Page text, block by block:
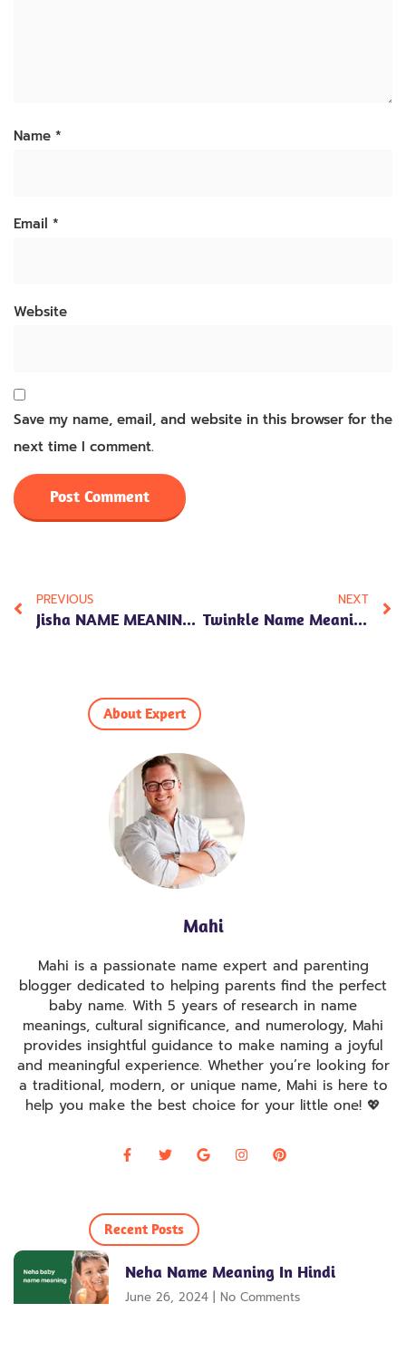
Name *
Email *
Website
Save my name, email, and website in this browser for the
next time I comment.
PREVIOUS
Jisha NAME MEANING IN HINDI: 7 Powerful Insights Into Its Significance And Personality Traits!
NEXT
Twinkle Name Meaning In Hindi: 7 Enchanting Insights Into Numerology, Traits, And Cultural Significance
About Expert
Mahi
Mahi is a passionate name expert and parenting
blogger dedicated to helping parents find the perfect
baby name. With 5 years of research in name
meanings, cultural significance, and numerology, Mahi
provides insightful guidance to make naming a joyful
and meaningful experience. Whether you’re looking for
a traditional, modern, or unique name, Mahi is here to
help you make the best choice for your little one! 💖
Recent Posts
Neha Name Meaning In Hindi
June 26, 2024 No Comments